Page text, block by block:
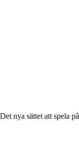
nya sättet att spela på